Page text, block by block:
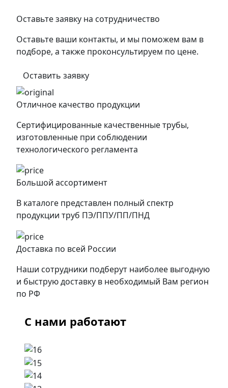
Оставьте заявку на сотрудничество
Оставьте ваши контакты, и мы поможем вам в
подборе, а также проконсультируем по цене.
Оставить заявку
Отличное качество продукции
Сертифицированные качественные трубы,
изготовленные при соблюдении
технологического регламента
Большой ассортимент
В каталоге представлен полный спектр
продукции труб ПЭ/ППУ/ПП/ПНД
Доставка по всей России
Наши сотрудники подберут наиболее выгодную
и быструю доставку в необходимый Вам регион
по РФ
С нами работают